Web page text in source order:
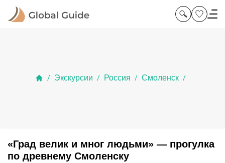
/ Экскурсии / Россия / Смоленск /
«Град велик и мног людьми» — прогулка
по древнему Смоленску